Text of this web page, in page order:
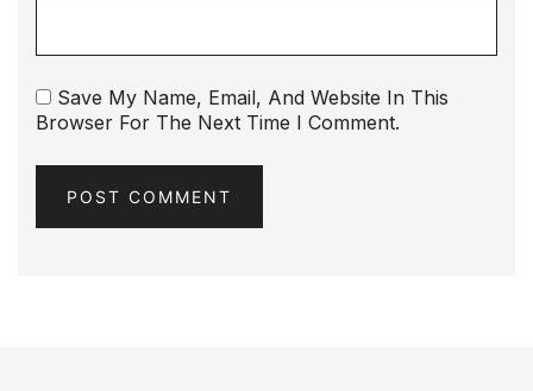
Save My Name, Email, And Website In This
Browser For The Next Time I Comment.